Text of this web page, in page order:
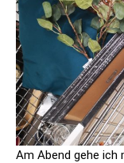
Am Abend gehe ich